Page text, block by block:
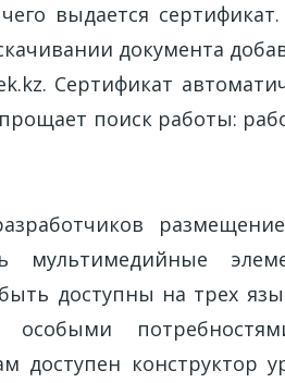
выдается
документа
Сертификат
поиск работы:
мультимедийные
доступны на трех
особыми
доступен конструктор